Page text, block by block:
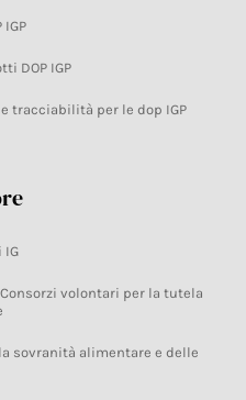
DOP IGP
tracciabilità per le dop IGP
IG
volontari per la tutela
sovranità alimentare e delle